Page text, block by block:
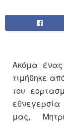
Aκόμα
τιμήθηκε
του
μας,